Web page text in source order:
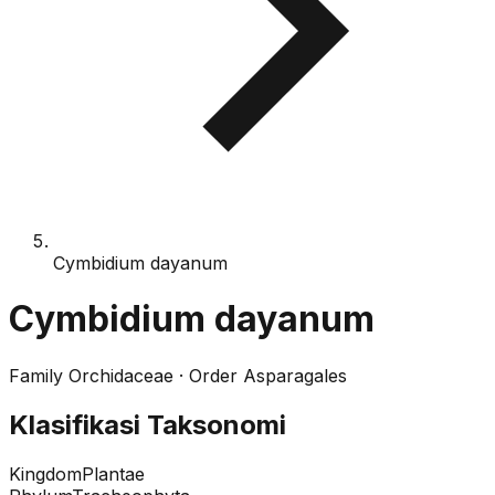
Cymbidium dayanum
Cymbidium dayanum
Family Orchidaceae · Order Asparagales
Klasifikasi Taksonomi
KingdomPlantae